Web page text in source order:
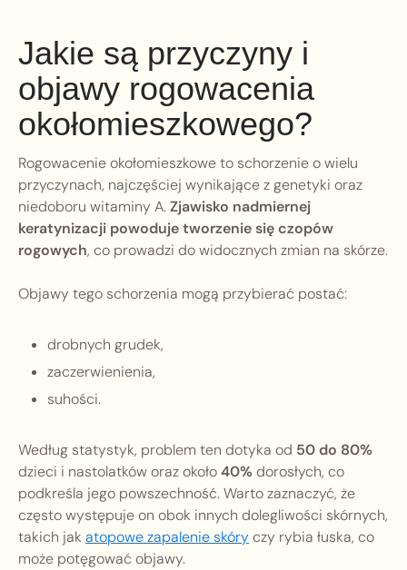
Jakie są przyczyny i
objawy rogowacenia
okołomieszkowego?
Rogowacenie okołomieszkowe to schorzenie o wielu
przyczynach, najczęściej wynikające z genetyki oraz
niedoboru witaminy A.Zjawisko nadmiernej
keratynizacji powoduje tworzenie się czopów
rogowych, co prowadzi do widocznych zmian na skórze.
Objawy tego schorzenia mogą przybierać postać:
drobnych grudek,
zaczerwienienia,
suhości.
Według statystyk, problem ten dotyka od 50 do 80%
dzieci i nastolatków oraz około40%dorosłych, co
podkreśla jego powszechność. Warto zaznaczyć, że
często występuje on obok innych dolegliwości skórnych,
takich jak atopowe zapalenie skóryczy rybia łuska, co
może potęgować objawy.